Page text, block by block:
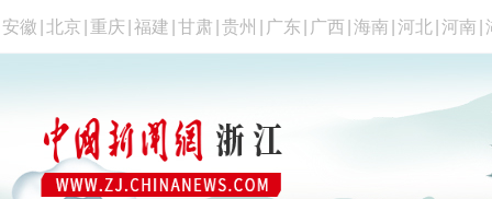
安徽 北京 重庆 福建 甘肃 贵州 广东 广西 海南 河北 河南